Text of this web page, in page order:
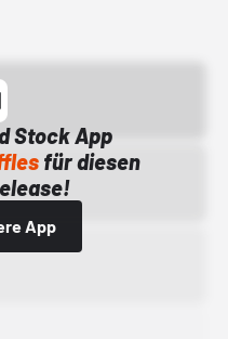
Stock App
für diesen
App